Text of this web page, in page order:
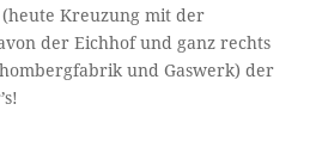
Kreuzung mit der
der Eichhof und ganz rechts
und Gaswerk) der